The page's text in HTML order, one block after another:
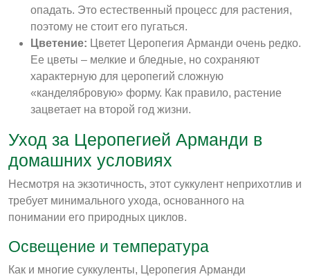
опадать. Это естественный процесс для растения,
поэтому не стоит его пугаться.
Цветение: Цветет Церопегия Арманди очень редко.
Ее цветы – мелкие и бледные, но сохраняют
характерную для церопегий сложную
«канделябровую» форму. Как правило, растение
зацветает на второй год жизни.
Уход за Церопегией Арманди в
домашних условиях
Несмотря на экзотичность, этот суккулент неприхотлив и
требует минимального ухода, основанного на
понимании его природных циклов.
Освещение и температура
Как и многие суккуленты, Церопегия Арманди